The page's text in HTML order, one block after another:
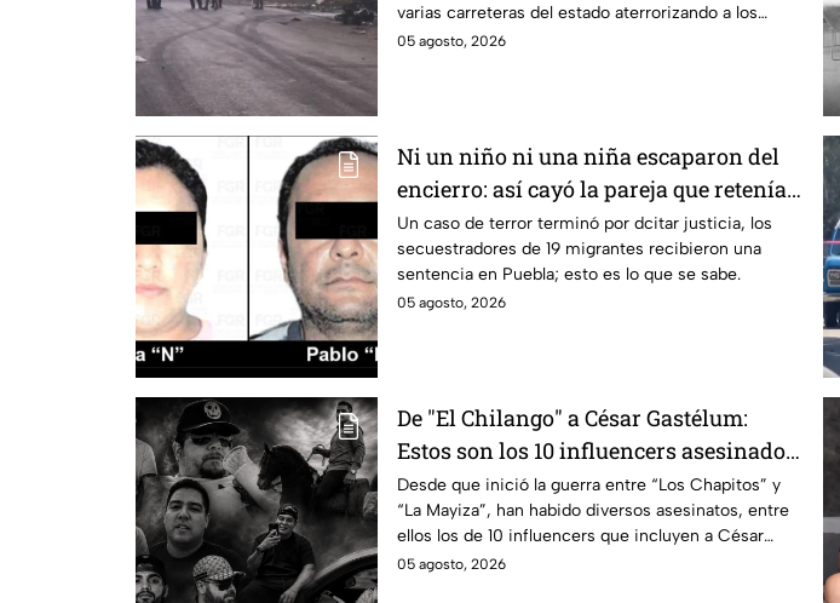
varias carreteras del estado aterrorizando a los
habitantes. El gobierno no puede controlar la crisis
05 agosto, 2026
Ni un niño ni una niña escaparon del
encierro: así cayó la pareja que retenía a
19 migrantes en Puebla
Un caso de terror terminó por dcitar justicia, los
secuestradores de 19 migrantes recibieron una
sentencia en Puebla; esto es lo que se sabe.
05 agosto, 2026
De "El Chilango" a César Gastélum:
Estos son los 10 influencers asesinados
por la guerra entre "Los Chapitos" y "La
Mayiza"
Desde que inició la guerra entre “Los Chapitos” y
“La Mayiza”, han habido diversos asesinatos, entre
ellos los de 10 influencers que incluyen a César
Gastélum.
05 agosto, 2026